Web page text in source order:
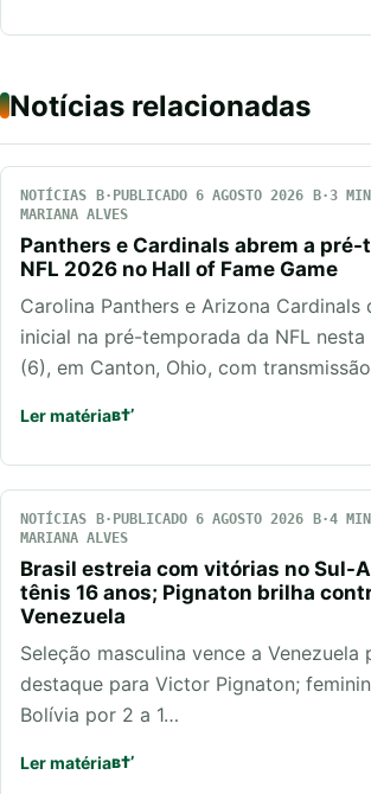
Notícias relacionadas
NOTÍCIAS PUBLICADO 6 AGOSTO 2026
3
MARIANA ALVES
Panthers e Cardinals abrem a pré-
NFL 2026 no Hall of Fame Game
Carolina Panthers e Arizona
inicial na pré-temporada da NFL
(6), em Canton, Ohio, com
Ler matéria
NOTÍCIAS PUBLICADO 6 AGOSTO 2026
4
MARIANA ALVES
Brasil estreia com vitórias no Sul-
tênis 16 anos; Pignaton brilha
Venezuela
Seleção masculina vence a Venezuela
destaque para Victor Pignaton;
Bolívia por 2 a 1…
Ler matéria